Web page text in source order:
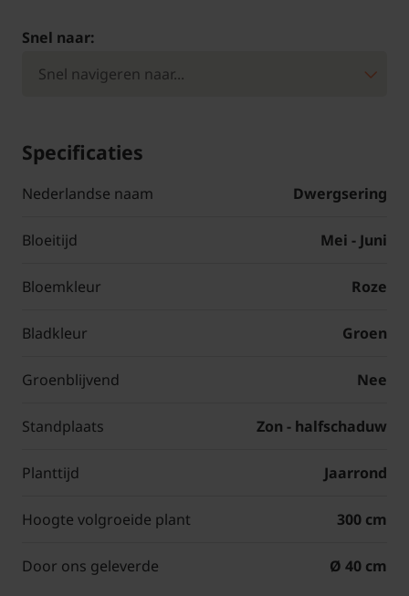
Snel naar:
Specificaties
Nederlandse naam Dwergsering
Bloeitijd Mei - Juni
Bloemkleur Roze
Bladkleur Groen
Groenblijvend Nee
Standplaats Zon - halfschaduw
Planttijd Jaarrond
Hoogte volgroeide plant 300 cm
Door ons geleverde Ø 40 cm